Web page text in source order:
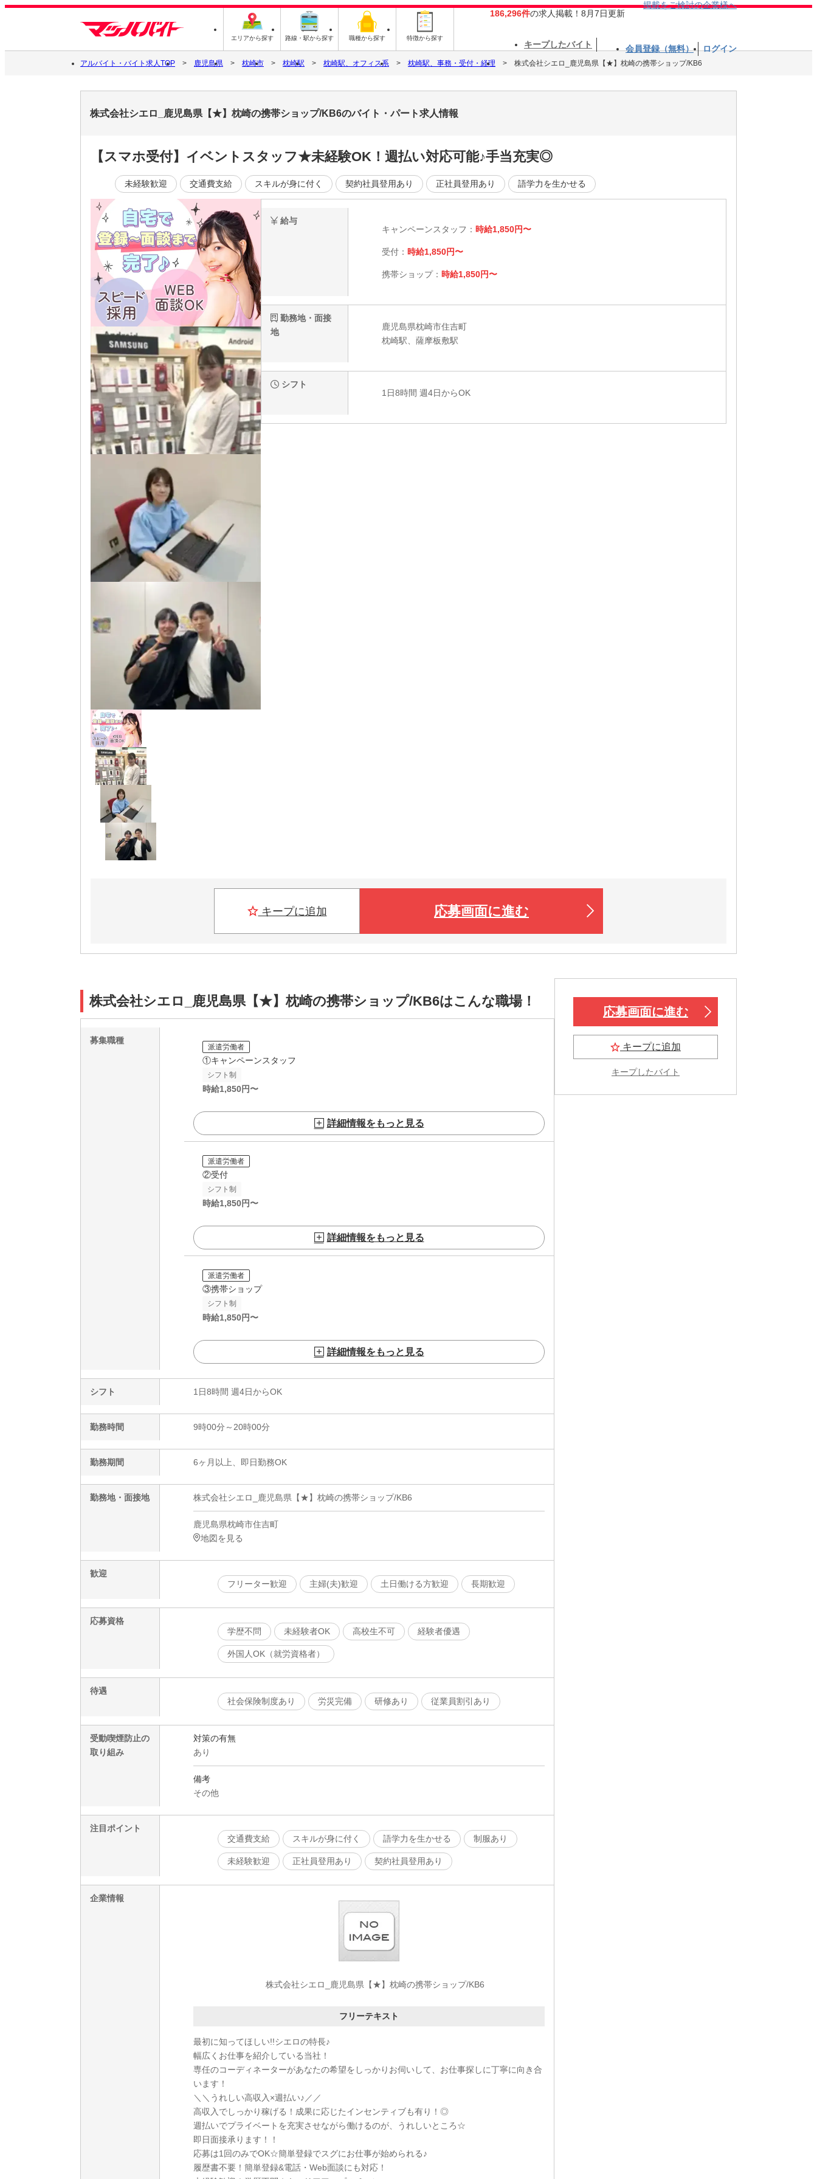
エリアから探す 路線・駅から探す 職種から探す 特徴から探す
186,296件の求人掲載！8月7日更新
掲載をご検討の企業様へ
キープしたバイト 会員登録（無料） ログイン
アルバイト・バイト求人TOP 鹿児島県 枕崎市 枕崎駅 枕崎駅、オフィス系 枕崎駅、事務・受付・経理 株式会社シエロ_鹿児島県【★】枕崎の携帯ショップ/KB6
株式会社シエロ_鹿児島県【★】枕崎の携帯ショップ/KB6のバイト・パート求人情報
【スマホ受付】イベントスタッフ★未経験OK！週払い対応可能♪手当充実◎
未経験歓迎 交通費支給 スキルが身に付く 契約社員登用あり 正社員登用あり 語学力を生かせる
給与
キャンペーンスタッフ： 時給1,850円〜
受付： 時給1,850円〜
携帯ショップ： 時給1,850円〜
勤務地・面接
地
鹿児島県枕崎市住吉町
枕崎駅、薩摩板敷駅
シフト
1日8時間 週4日からOK
キープに追加 応募画面に進む
株式会社シエロ_鹿児島県【★】枕崎の携帯ショップ/KB6はこんな職場！
募集職種
派遣労働者
①キャンペーンスタッフ
シフト制
時給1,850円〜
詳細情報をもっと見る
派遣労働者
②受付
シフト制
時給1,850円〜
詳細情報をもっと見る
派遣労働者
③携帯ショップ
シフト制
時給1,850円〜
詳細情報をもっと見る
シフト 1日8時間 週4日からOK
勤務時間 9時00分～20時00分
勤務期間 6ヶ月以上、即日勤務OK
勤務地・面接地 株式会社シエロ_鹿児島県【★】枕崎の携帯ショップ/KB6
鹿児島県枕崎市住吉町
地図を見る
歓迎
フリーター歓迎
主婦(夫)歓迎 土日働ける方歓迎 長期歓迎
応募資格
学歴不問
未経験者OK 高校生不可 経験者優遇
外国人OK（就労資格者）
待遇
社会保険制度あり
労災完備 研修あり 従業員割引あり
受動喫煙防止の
取り組み
対策の有無
あり
備考
その他
注目ポイント
交通費支給
スキルが身に付く 語学力を生かせる 制服あり
未経験歓迎 正社員登用あり 契約社員登用あり
企業情報
株式会社シエロ_鹿児島県【★】枕崎の携帯ショップ/KB6
フリーテキスト
最初に知ってほしい!!シエロの特長♪
幅広くお仕事を紹介している当社！
専任のコーディネーターがあなたの希望をしっかりお伺いして、お仕事探しに丁寧に向き合
います！
＼＼うれしい高収入×週払い♪／／
高収入でしっかり稼げる！成果に応じたインセンティブも有り！◎
週払いでプライベートを充実させながら働けるのが、うれしいところ☆
即日面接承ります！！
応募は1回のみでOK☆簡単登録でスグにお仕事が始められる♪
履歴書不要！簡単登録&電話・Web面談にも対応！
応募画面に進む
キープに追加
キープしたバイト